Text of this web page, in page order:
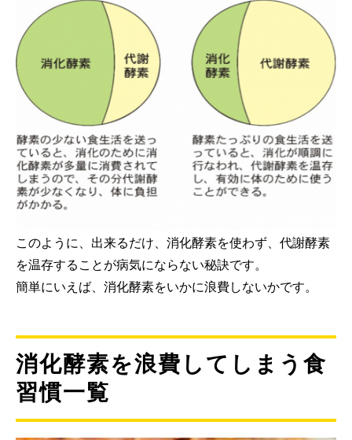
このように、出来るだけ、消化酵素を使わず、代謝酵素
を温存することが病気にならない秘訣です。
簡単にいえば、消化酵素をいかに浪費しないかです。
消化酵素を浪費してしまう食
習慣一覧